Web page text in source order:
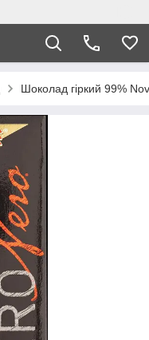
Шоколад гіркий 99%